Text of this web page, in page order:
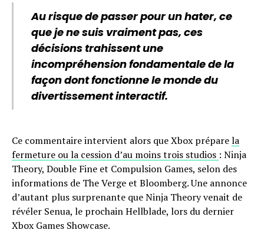
Au risque de passer pour un hater, ce
que je ne suis vraiment pas, ces
décisions trahissent une
incompréhension fondamentale de la
façon dont fonctionne le monde du
divertissement interactif.
Ce commentaire intervient alors que Xbox préparela
fermeture ou la cession d’au moins trois studios : Ninja
Theory, Double Fine et Compulsion Games, selon des
informations de The Verge et Bloomberg. Une annonce
d’autant plus surprenante que Ninja Theory venait de
révéler Senua, le prochain Hellblade, lors du dernier
Xbox Games Showcase.